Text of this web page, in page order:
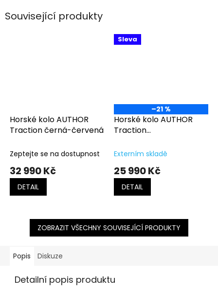
Související produkty
Horské kolo AUTHOR
Traction černá-červená
Zeptejte se na dostupnost
32 990 Kč
DETAIL
Sleva
–21 %
Horské kolo AUTHOR
Traction
Externím skladě
25 990 Kč
DETAIL
ZOBRAZIT VŠECHNY SOUVISEJÍCÍ PRODUKTY
Popis Diskuze
Detailní popis produktu